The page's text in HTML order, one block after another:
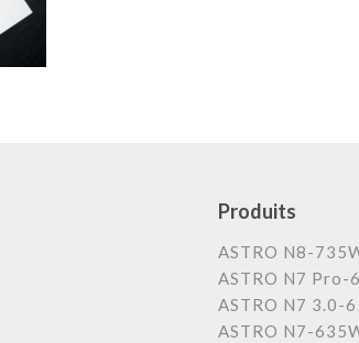
Produits
ASTRO N8-
ASTRO N7
ASTRO N7 3.0-
ASTRO N7-